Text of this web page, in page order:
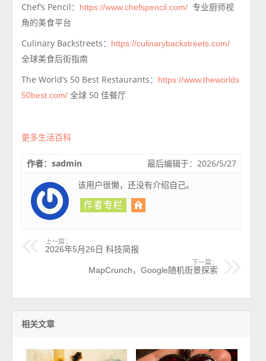
Chef’s Pencil：
https://www.chefspencil.com/ 专业厨师视
角的美食平台
Culinary Backstreets：
https://culinarybackstreets.com/
全球美食后街指南
The World’s 50 Best Restaurants：
https://www.theworlds
50best.com/ 全球 50 佳餐厅
更多生活百科
最后编辑于：2026/5/27
作者：sadmin
该用户很懒，还没有介绍自己。
上一篇：
2026年5月26日 科技简报
下一篇：
MapCrunch，Google随机街景探索
相关文章